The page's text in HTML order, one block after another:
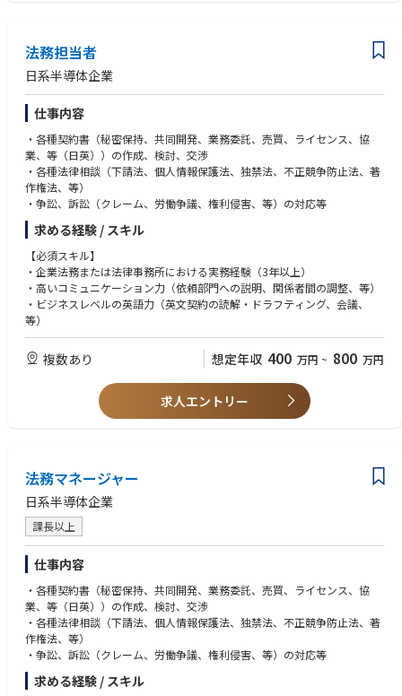
法務担当者
日系半導体企業
仕事内容
・各種契約書（秘密保持、共同開発、業務委託、売買、ライセンス、協
業、等（日英））の作成、検討、交渉
・各種法律相談（下請法、個人情報保護法、独禁法、不正競争防止法、著
作権法、等）
・争訟、訴訟（クレーム、労働争議、権利侵害、等）の対応等
求める経験 / スキル
【必須スキル】
・企業法務または法律事務所における実務経験（3年以上）
・高いコミュニケーション力（依頼部門への説明、関係者間の調整、等）
・ビジネスレベルの英語力（英文契約の読解・ドラフティング、会議、
等）
複数あり 想定年収 400 万円 ~ 800 万円
求人エントリー
法務マネージャー
日系半導体企業
課長以上
仕事内容
・各種契約書（秘密保持、共同開発、業務委託、売買、ライセンス、協
業、等（日英））の作成、検討、交渉
・各種法律相談（下請法、個人情報保護法、独禁法、不正競争防止法、著
作権法、等）
・争訟、訴訟（クレーム、労働争議、権利侵害、等）の対応等
求める経験 / スキル